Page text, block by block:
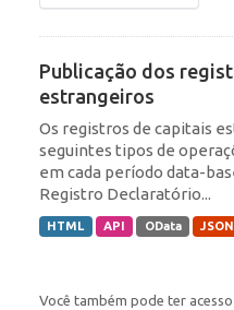
Publicação dos
estrangeiros
Os registros de capitais
seguintes tipos de
em cada período data-
Registro Declaratório...
HTML API OData JSON
Você também pode ter